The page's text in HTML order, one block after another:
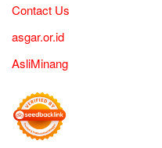
Contact Us
asgar.or.id
AsliMinang